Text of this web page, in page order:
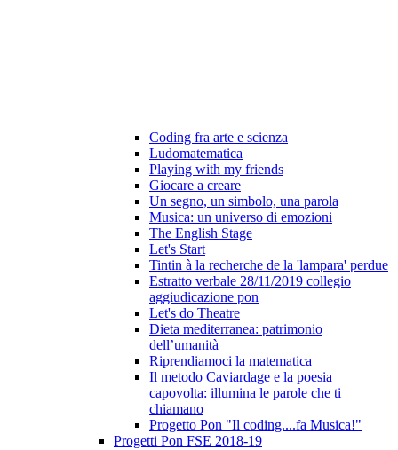
Coding fra arte e scienza
Ludomatematica
Playing with my friends
Giocare a creare
Un segno, un simbolo, una parola
Musica: un universo di emozioni
The English Stage
Let's Start
Tintin à la recherche de la 'lampara' perdue
Estratto verbale 28/11/2019 collegio
aggiudicazione pon
Let's do Theatre
Dieta mediterranea: patrimonio
dell’umanità
Riprendiamoci la matematica
Il metodo Caviardage e la poesia
capovolta: illumina le parole che ti
chiamano
Progetto Pon "Il coding....fa Musica!"
Progetti Pon FSE 2018-19